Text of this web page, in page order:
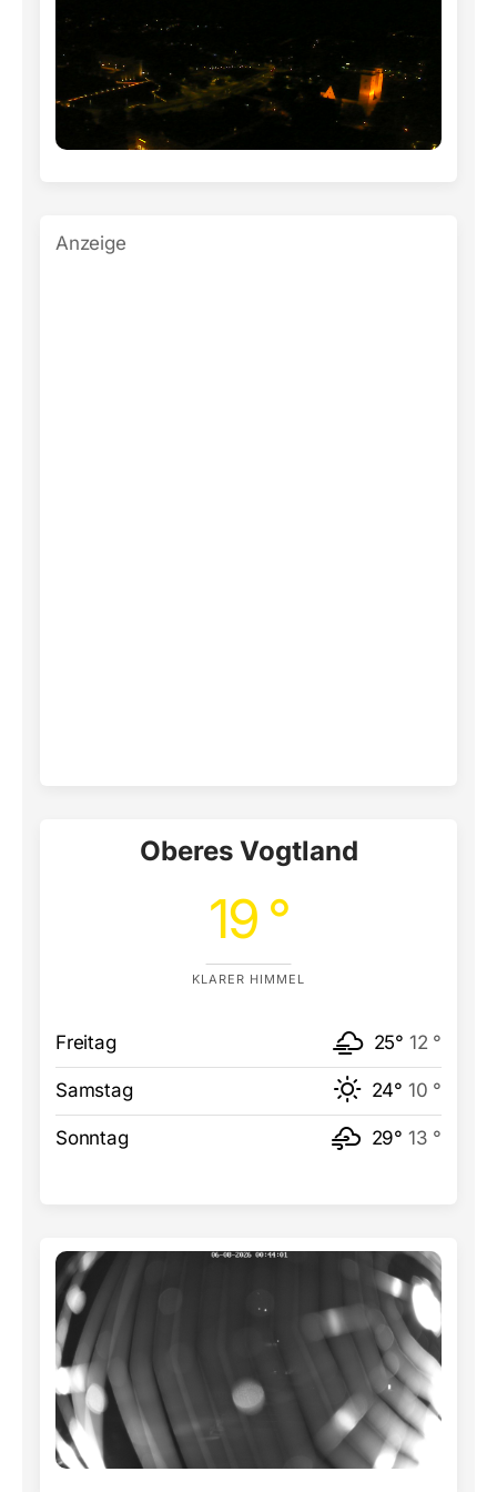
Anzeige
Oberes Vogtland
19 °
KLARER HIMMEL
Freitag 25° 12 °
Samstag 24° 10 °
Sonntag 29° 13 °